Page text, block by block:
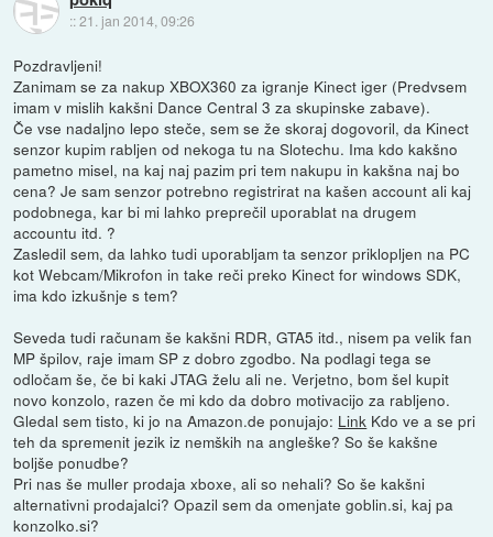
::21. jan 2014, 09:26
Pozdravljeni!
Zanimam se za nakup XBOX360 za igranje Kinect iger (Predvsem
imam v mislih kakšni Dance Central 3 za skupinske zabave).
Če vse nadaljno lepo steče, sem se že skoraj dogovoril, da Kinect
senzor kupim rabljen od nekoga tu na Slotechu. Ima kdo kakšno
pametno misel, na kaj naj pazim pri tem nakupu in kakšna naj bo
cena? Je sam senzor potrebno registrirat na kašen account ali kaj
podobnega, kar bi mi lahko preprečil uporablat na drugem
accountu itd. ?
Zasledil sem, da lahko tudi uporabljam ta senzor priklopljen na PC
kot Webcam/Mikrofon in take reči preko Kinect for windows SDK,
ima kdo izkušnje s tem?
Seveda tudi računam še kakšni RDR, GTA5 itd., nisem pa velik fan
MP špilov, raje imam SP z dobro zgodbo. Na podlagi tega se
odločam še, če bi kaki JTAG želu ali ne. Verjetno, bom šel kupit
novo konzolo, razen če mi kdo da dobro motivacijo za rabljeno.
Gledal sem tisto, ki jo na Amazon.de ponujajo: Link Kdo ve a se pri
teh da spremenit jezik iz nemških na angleške? So še kakšne
boljše ponudbe?
Pri nas še muller prodaja xboxe, ali so nehali? So še kakšni
alternativni prodajalci? Opazil sem da omenjate goblin.si, kaj pa
konzolko.si?